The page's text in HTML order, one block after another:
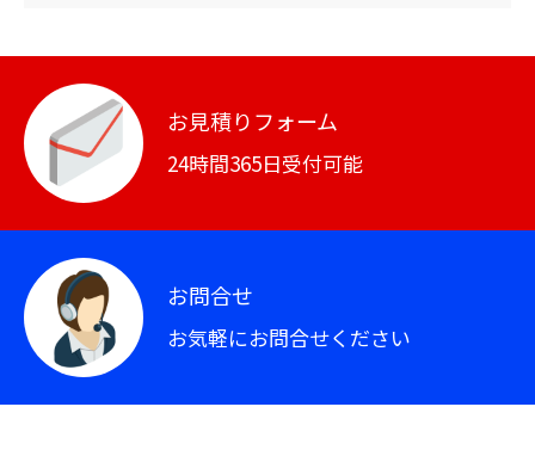
お見積りフォーム
24時間365日受付可能
お問合せ
お気軽にお問合せください